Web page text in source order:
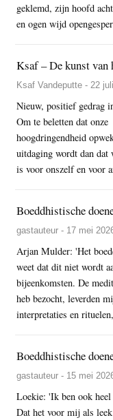
geklemd, zijn hoofd
en ogen wijd
Ksaf – De kunst van
Ksaf Vandeputte - 22
Nieuw, positief gedrag
Om te beletten dat
hoogdringendheid
uitdaging wordt dan dat
is voor onszelf en voor
Boeddhistische
gastauteur - 17 mei
Arjan Mulder: 'Het
weet dat dit niet wordt
bijeenkomsten. De
heb bezocht, leverden
interpretaties en
Boeddhistische
gastauteur - 15 mei
Loekie: 'Ik ben ook
Dat het voor mij als